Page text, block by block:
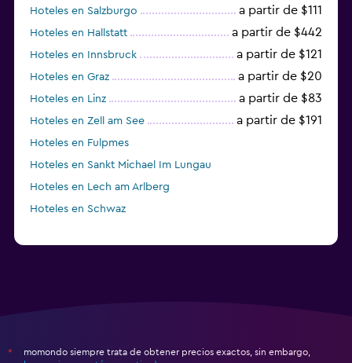
Hoteles en Salzburgo a partir de $111
Hoteles en Hallstatt a partir de $442
Hoteles en Innsbruck a partir de $121
Hoteles en Graz a partir de $20
Hoteles en Linz a partir de $83
Hoteles en Zell am See a partir de $191
Hoteles en Fulpmes
Hoteles en Sankt Michael Im Lungau
Hoteles en Lech am Arlberg
Hoteles en Schwaz
*
momondo siempre trata de obtener precios exactos, sin embargo,